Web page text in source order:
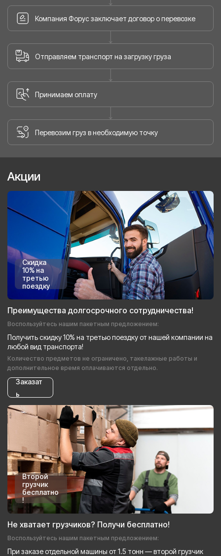
Компания Форус заключает договор о перевозке
Отправляем транспорт на загрузку груза
Принимаем оплату
Перевозим груз в необходимую точку
Акции
Скидка
10% на
третью
поездку
Преимущества долгосрочного сотрудничества!
Воспользуйтесь нашим пакетным предложением:
Получить скидку 10% на третью поездку от нашей компании на
любой вид транспорта!
Количество предметов не ограничено, такелажные работы и
дополнительное время оплачиваются отдельно.
Заказат
ь
Второй
грузчик
бесплатно
!
Не хватает грузчиков? Получи бесплатно!
Воспользуйтесь нашим пакетным предложением:
При заказе отдельной машины от 1.5 тонн — второй грузчик